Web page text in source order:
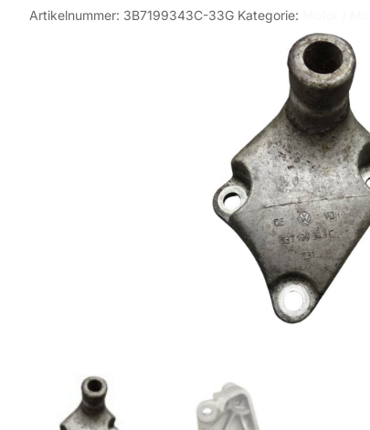
Artikelnummer: 3B7199343C-33G Kategorie: